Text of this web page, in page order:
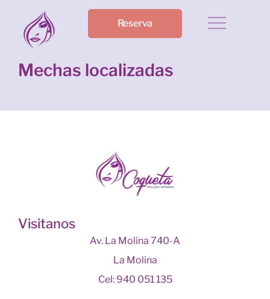
Reserva
Mechas localizadas
Visitanos
Av. La Molina 740-A
La Molina
Cel: 940 051 135